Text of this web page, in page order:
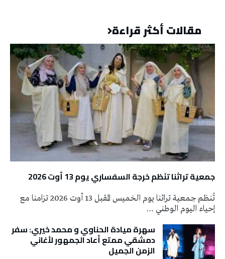
مقالات أكثر قراءة
جمعية تراثنا تنَظم خرجة السفساري يوم 13 أوت 2026
تُنظم جمعية تراثنا يوم الخميس المقبل 13 أوت 2026 تزامنا مع
إحياء اليوم الوطني …
سهرة ميادة الحناوي و محمد خيري: سفر
دمشقي ممتع أعاد الجمهور لأغاني
الزمن الجميل